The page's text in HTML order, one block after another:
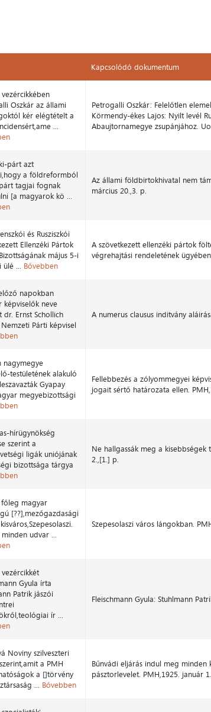
Kapcsolódó dokumentum
Oszkár az állami
kér elégtételt a
...
Petrogalli Oszkár: Felelőtlen
Körmendy-ékes Lajos: Nyilt levél
Abaujtornamegye zsupánjához.
párt azt
a földreformból
tagjai fognak
[a magyarok kö ...
Az állami földbirtokhivatal nem
március 20.,3. p.
és Rusziszkói
Ellenzéki Pártok
május 5-i
ülé ... Bővebben
A szövetkezett ellenzéki pártok
végrehajtási rendeletének
napokban
képviselők neve
dr. Ernst Schollich
Párti képvisel
A numerus clausus inditvány
nagymegye
testületének alakuló
Gyapay
megyebizottsági
Fellebbezés a zólyommegyei
jogait sértő határozata ellen.
hírügynökség
szerint a
ligák uniójának
bizottsága tárgya
Ne hallgassák meg a kisebbségek
2.,[1.] p.
főleg magyar
[??],mezőgazdasági
minden udvar ...
Szepesolaszi város lángokban.
Gyula írta
Patrik jászói
ír ...
Fleischmann Gyula: Stuhlmann
Noviny szilveszteri
a PMH
a []törvény
... Bővebben
Bűnvádi eljárás indul meg minden
pásztorlevelet. PMH,1925. január